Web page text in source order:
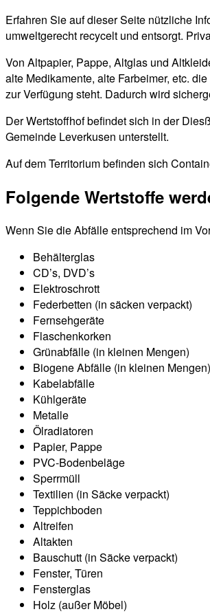
Erfahren Sie auf dieser Seite nützliche
umweltgerecht recycelt und entsorgt.
Von Altpapier, Pappe, Altglas und
alte Medikamente, alte Farbeimer, etc.
zur Verfügung steht. Dadurch wird
Der Wertstoffhof befindet sich in der
Gemeinde Leverkusen unterstellt.
Auf dem Territorium befinden sich
Folgende Wertstoffe
Wenn Sie die Abfälle entsprechend im
Behälterglas
CD’s, DVD’s
Elektroschrott
Federbetten (in säcken verpackt)
Fernsehgeräte
Flaschenkorken
Grünabfälle (in kleinen Mengen)
Biogene Abfälle (in kleinen Mengen)
Kabelabfälle
Kühlgeräte
Metalle
Ölradiatoren
Papier, Pappe
PVC-Bodenbeläge
Sperrmüll
Textilien (in Säcke verpackt)
Teppichboden
Altreifen
Altakten
Bauschutt (in Säcke verpackt)
Fenster, Türen
Fensterglas
Holz (außer Möbel)